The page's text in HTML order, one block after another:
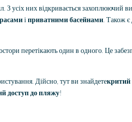
З усіх них відкривається захоплюючий
і приватними басейнами . Також
перетікають один в одного. Це
Дійсно, тут ви знайдетекритий
доступ до пляжу!